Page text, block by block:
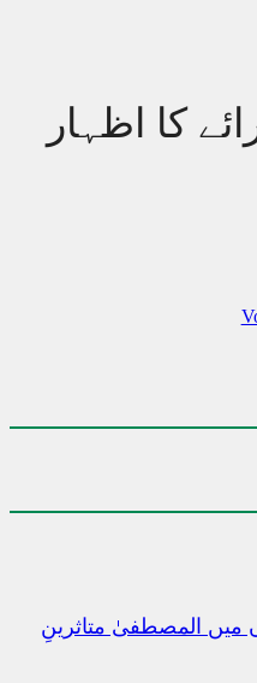
کا اظہار
میں المصطفیٰ متاثرینِ